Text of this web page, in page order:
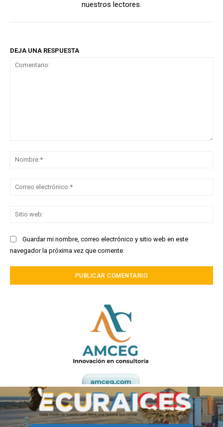
nuestros lectores.
DEJA UNA RESPUESTA
Guardar mi nombre, correo electrónico y sitio web en este
navegador la próxima vez que comente.